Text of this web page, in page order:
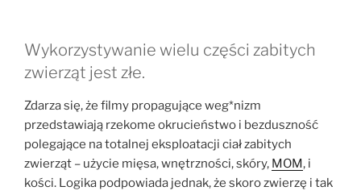
Wykorzystywanie wielu części zabitych
zwierząt jest złe.
Zdarza się, że filmy propagujące weg*nizm
przedstawiają rzekome okrucieństwo i bezduszność
polegające na totalnej eksploatacji ciał zabitych
zwierząt – użycie mięsa, wnętrzności, skóry, MOM, i
kości. Logika podpowiada jednak, że skoro zwierzę i tak